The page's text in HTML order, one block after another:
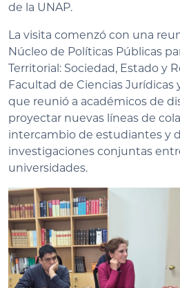
de la UNAP.
La visita comenzó con una
Núcleo de Políticas Públicas
Territorial: Sociedad, Estado y
Facultad de Ciencias Jurídicas
que reunió a académicos de
proyectar nuevas líneas de
intercambio de estudiantes y
investigaciones conjuntas
universidades.